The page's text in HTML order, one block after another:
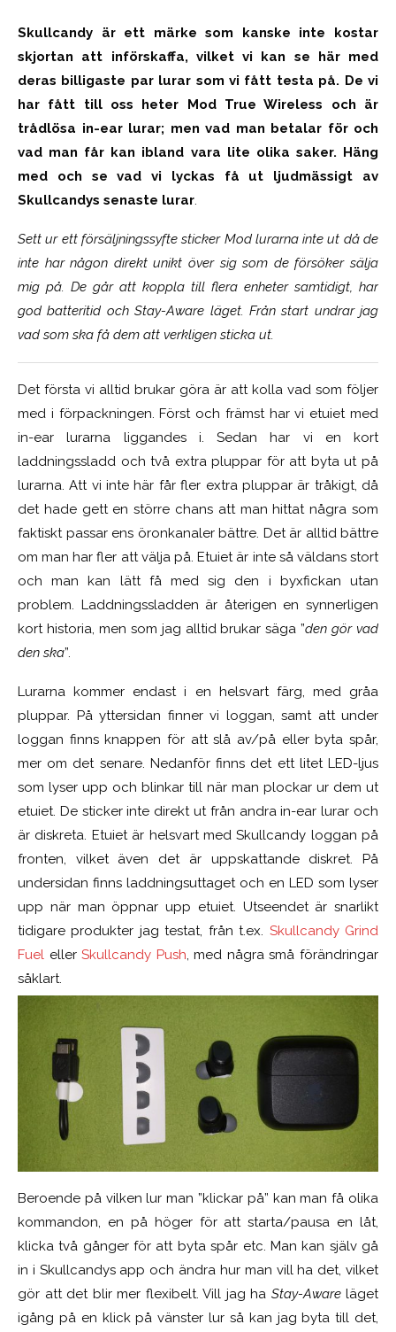
Skullcandy är ett märke som kanske inte kostar
skjortan att införskaffa, vilket vi kan se här med
deras billigaste par lurar som vi fått testa på. De vi
har fått till oss heter Mod True Wireless och är
trådlösa in-ear lurar; men vad man betalar för och
vad man får kan ibland vara lite olika saker. Häng
med och se vad vi lyckas få ut ljudmässigt av
Skullcandys senaste lurar.
Sett ur ett försäljningssyfte sticker Mod lurarna inte ut då de
inte har någon direkt unikt över sig som de försöker sälja
mig på. De går att koppla till flera enheter samtidigt, har
god batteritid och Stay-Aware läget. Från start undrar jag
vad som ska få dem att verkligen sticka ut.
Det första vi alltid brukar göra är att kolla vad som följer
med i förpackningen. Först och främst har vi etuiet med
in-ear lurarna liggandes i. Sedan har vi en kort
laddningssladd och två extra pluppar för att byta ut på
lurarna. Att vi inte här får fler extra pluppar är tråkigt, då
det hade gett en större chans att man hittat några som
faktiskt passar ens öronkanaler bättre. Det är alltid bättre
om man har fler att välja på. Etuiet är inte så väldans stort
och man kan lätt få med sig den i byxfickan utan
problem. Laddningssladden är återigen en synnerligen
kort historia, men som jag alltid brukar säga ”den gör vad
den ska”.
Lurarna kommer endast i en helsvart färg, med gråa
pluppar. På yttersidan finner vi loggan, samt att under
loggan finns knappen för att slå av/på eller byta spår,
mer om det senare. Nedanför finns det ett litet LED-ljus
som lyser upp och blinkar till när man plockar ur dem ut
etuiet. De sticker inte direkt ut från andra in-ear lurar och
är diskreta. Etuiet är helsvart med Skullcandy loggan på
fronten, vilket även det är uppskattande diskret. På
undersidan finns laddningsuttaget och en LED som lyser
upp när man öppnar upp etuiet. Utseendet är snarlikt
tidigare produkter jag testat, från t.ex. Skullcandy Grind
Fuel ellerSkullcandy Push, med några små förändringar
såklart.
Beroende på vilken lur man ”klickar på” kan man få olika
kommandon, en på höger för att starta/pausa en låt,
klicka två gånger för att byta spår etc. Man kan själv gå
in i Skullcandys app och ändra hur man vill ha det, vilket
gör att det blir mer flexibelt. Vill jag ha Stay-Awareläget
igång på en klick på vänster lur så kan jag byta till det,